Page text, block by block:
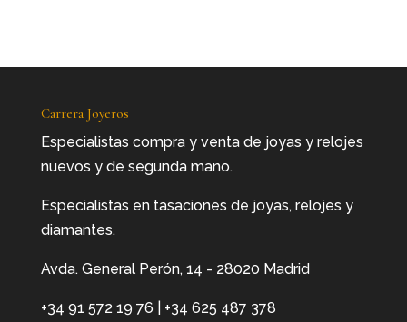
Carrera Joyeros
Especialistas compra y venta de joyas y relojes
nuevos y de segunda mano.
Especialistas en tasaciones de joyas, relojes y
diamantes.
Avda. General Perón, 14 - 28020 Madrid
+34 91 572 19 76 +34 625 487 378